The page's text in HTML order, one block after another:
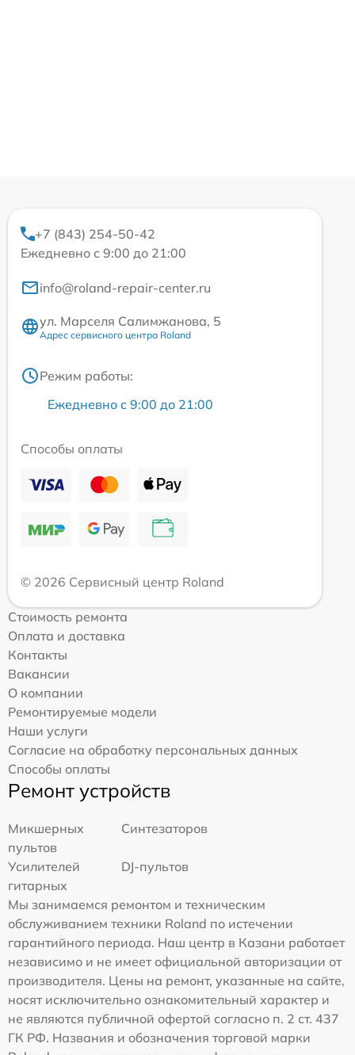
+7 (843) 254-50-42
Ежедневно с 9:00 до 21:00
info@roland-repair-center.ru
ул. Марселя Салимжанова, 5
Адрес сервисного центра Roland
Режим работы:
Ежедневно с 9:00 до 21:00
Способы оплаты
© 2026 Сервисный центр Roland
Стоимость ремонта
Оплата и доставка
Контакты
Вакансии
О компании
Ремонтируемые модели
Наши услуги
Согласие на обработку персональных данных
Способы оплаты
Ремонт устройств
Микшерных
пультов
Синтезаторов
Усилителей
гитарных
DJ-пультов
Мы занимаемся ремонтом и техническим
обслуживанием техники Roland по истечении
гарантийного периода. Наш центр в Казани работает
независимо и не имеет официальной авторизации от
производителя. Цены на ремонт, указанные на сайте,
носят исключительно ознакомительный характер и
не являются публичной офертой согласно п. 2 ст. 437
ГК РФ. Названия и обозначения торговой марки